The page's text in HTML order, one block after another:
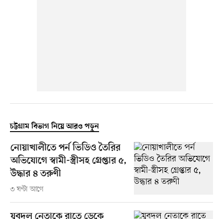
চট্টগ্রাম বিভাগ নিয়ে আরও পড়ুন
নোয়াখালীতে পর্ন ভিডিও তৈরির
অভিযোগে স্বামী-স্ত্রীসহ গ্রেপ্তার ৫,
উদ্ধার ৪ তরুণী
৩ ঘণ্টা আগে